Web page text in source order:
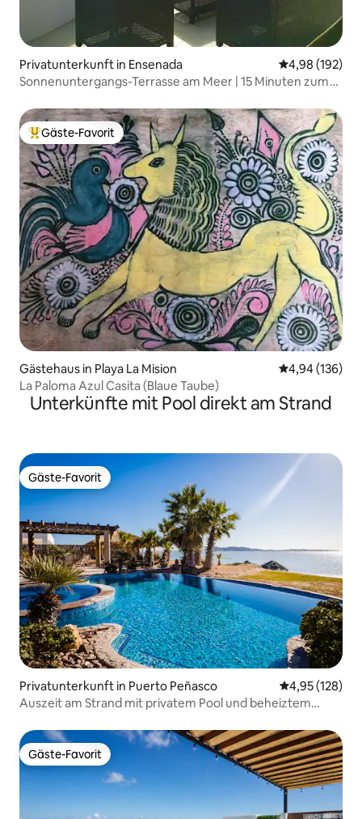
Privatunterkunft in Ensenada
4,98 (192)
Sonnenuntergangs-Terrasse am Meer | 15 Minuten zum
Beliebter Gäste-Favorit.
Gäste-Favorit
Gästehaus in Playa La Mision
4,94 (136)
La Paloma Azul Casita (Blaue Taube)
Unterkünfte mit Pool direkt am Strand
Gäste-Favorit
Gäste-Favorit
Privatunterkunft in Puerto Peñasco
4,95 (128)
Auszeit am Strand mit privatem Pool und beheiztem
Gäste-Favorit
Gäste-Favorit